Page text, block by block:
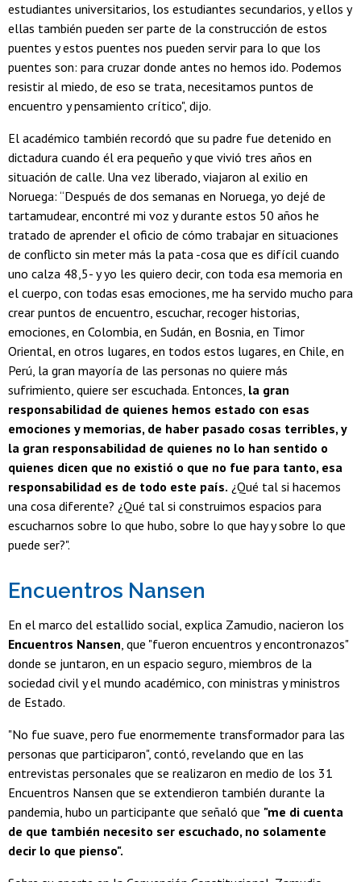
estudiantes universitarios, los estudiantes secundarios, y ellos y
ellas también pueden ser parte de la construcción de estos
puentes y estos puentes nos pueden servir para lo que los
puentes son: para cruzar donde antes no hemos ido. Podemos
resistir al miedo, de eso se trata, necesitamos puntos de
encuentro y pensamiento crítico", dijo.
El académico también recordó que su padre fue detenido en
dictadura cuando él era pequeño y que vivió tres años en
situación de calle. Una vez liberado, viajaron al exilio en
Noruega: “Después de dos semanas en Noruega, yo dejé de
tartamudear, encontré mi voz y durante estos 50 años he
tratado de aprender el oficio de cómo trabajar en situaciones
de conflicto sin meter más la pata -cosa que es difícil cuando
uno calza 48,5- y yo les quiero decir, con toda esa memoria en
el cuerpo, con todas esas emociones, me ha servido mucho para
crear puntos de encuentro, escuchar, recoger historias,
emociones, en Colombia, en Sudán, en Bosnia, en Timor
Oriental, en otros lugares, en todos estos lugares, en Chile, en
Perú, la gran mayoría de las personas no quiere más
sufrimiento, quiere ser escuchada. Entonces, la gran
responsabilidad de quienes hemos estado con esas
emociones y memorias, de haber pasado cosas terribles, y
la gran responsabilidad de quienes no lo han sentido o
quienes dicen que no existió o que no fue para tanto, esa
responsabilidad es de todo este país. ¿Qué tal si hacemos
una cosa diferente? ¿Qué tal si construimos espacios para
escucharnos sobre lo que hubo, sobre lo que hay y sobre lo que
puede ser?".
Encuentros Nansen
En el marco del estallido social, explica Zamudio, nacieron los
Encuentros Nansen, que "fueron encuentros y encontronazos"
donde se juntaron, en un espacio seguro, miembros de la
sociedad civil y el mundo académico, con ministras y ministros
de Estado.
"No fue suave, pero fue enormemente transformador para las
personas que participaron", contó, revelando que en las
entrevistas personales que se realizaron en medio de los 31
Encuentros Nansen que se extendieron también durante la
pandemia, hubo un participante que señaló que "me di cuenta
de que también necesito ser escuchado, no solamente
decir lo que pienso".